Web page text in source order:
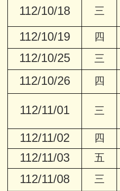
112/10/18 三
112/10/19 四
112/10/25 三
112/10/26 四
112/11/01 三
112/11/02 四
112/11/03 五
112/11/08 三